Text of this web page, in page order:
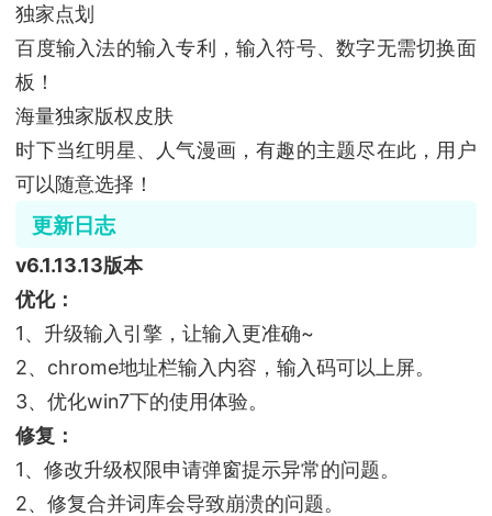
独家点划
百度输入法的输入专利，输入符号、数字无需切换面
板！
海量独家版权皮肤
时下当红明星、人气漫画，有趣的主题尽在此，用户
可以随意选择！
更新日志
v6.1.13.13版本
优化：
1、升级输入引擎，让输入更准确~
2、chrome地址栏输入内容，输入码可以上屏。
3、优化win7下的使用体验。
修复：
1、修改升级权限申请弹窗提示异常的问题。
2、修复合并词库会导致崩溃的问题。